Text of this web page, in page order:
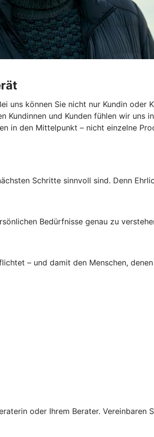
uns können Sie nicht nur Kundin oder
Kundinnen und Kunden fühlen wir
in den Mittelpunkt – nicht einzelne
Schritte sinnvoll sind. Denn
Bedürfnisse genau zu
– und damit den Menschen,
oder Ihrem Berater. Vereinbaren